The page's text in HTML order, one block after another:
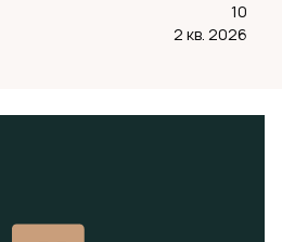
10
2 кв. 2026